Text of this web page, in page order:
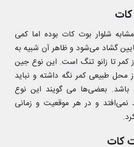
مشابه شلوار بوت کات بوده اما کمی
گشاد می‌شود و ظاهر آن شبیه به
کمر تا زانو تنگ است. این نوع جین
محل طبیعی کمر نگه داشته و نباید
بعضی‌ها می گویند این نوع
و در هر موقعیت و زمانی